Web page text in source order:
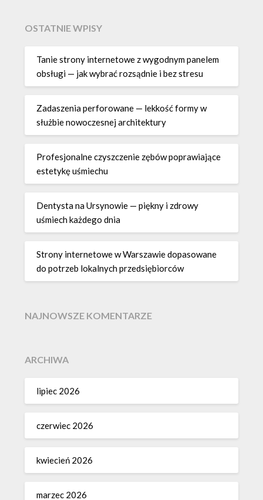
OSTATNIE WPISY
Tanie strony internetowe z wygodnym panelem
obsługi — jak wybrać rozsądnie i bez stresu
Zadaszenia perforowane — lekkość formy w
służbie nowoczesnej architektury
Profesjonalne czyszczenie zębów poprawiające
estetykę uśmiechu
Dentysta na Ursynowie — piękny i zdrowy
uśmiech każdego dnia
Strony internetowe w Warszawie dopasowane
do potrzeb lokalnych przedsiębiorców
NAJNOWSZE KOMENTARZE
ARCHIWA
lipiec 2026
czerwiec 2026
kwiecień 2026
marzec 2026